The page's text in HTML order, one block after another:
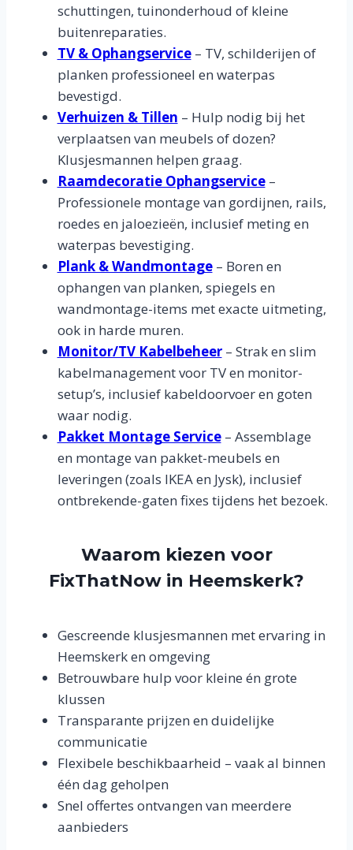
schuttingen, tuinonderhoud of kleine
buitenreparaties.
TV & Ophangservice– TV, schilderijen of
planken professioneel en waterpas
bevestigd.
Verhuizen & Tillen – Hulp nodig bij het
verplaatsen van meubels of dozen?
Klusjesmannen helpen graag.
Raamdecoratie Ophangservice –
Professionele montage van gordijnen, rails,
roedes en jaloezieën, inclusief meting en
waterpas bevestiging.
Plank & Wandmontage – Boren en
ophangen van planken, spiegels en
wandmontage-items met exacte uitmeting,
ook in harde muren.
Monitor/TV Kabelbeheer– Strak en slim
kabelmanagement voor TV en monitor-
setup’s, inclusief kabeldoorvoer en goten
waar nodig.
Pakket Montage Service– Assemblage
en montage van pakket-meubels en
leveringen (zoals IKEA en Jysk), inclusief
ontbrekende-gaten fixes tijdens het bezoek.
Waarom kiezen voor
FixThatNow in Heemskerk?
Gescreende klusjesmannen met ervaring in
Heemskerk en omgeving
Betrouwbare hulp voor kleine én grote
klussen
Transparante prijzen en duidelijke
communicatie
Flexibele beschikbaarheid – vaak al binnen
één dag geholpen
Snel offertes ontvangen van meerdere
aanbieders